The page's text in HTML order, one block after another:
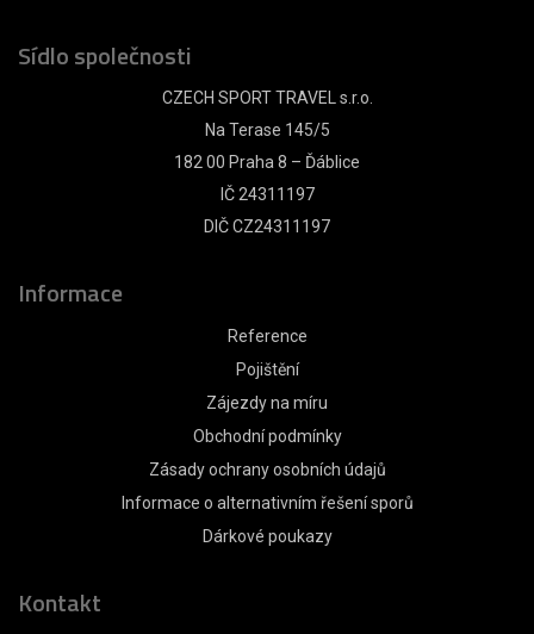
Sídlo společnosti
CZECH SPORT TRAVEL s.r.o.
Na Terase 145/5
182 00 Praha 8 – Ďáblice
IČ 24311197
DIČ CZ24311197
Informace
Reference
Pojištění
Zájezdy na míru
Obchodní podmínky
Zásady ochrany osobních údajů
Informace o alternativním řešení sporů
Dárkové poukazy
Kontakt